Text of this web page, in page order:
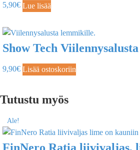
5,90€ Lue lisää
Show Tech
9,90€ Lisää ostoskoriin
Tutustu myös
Ale!